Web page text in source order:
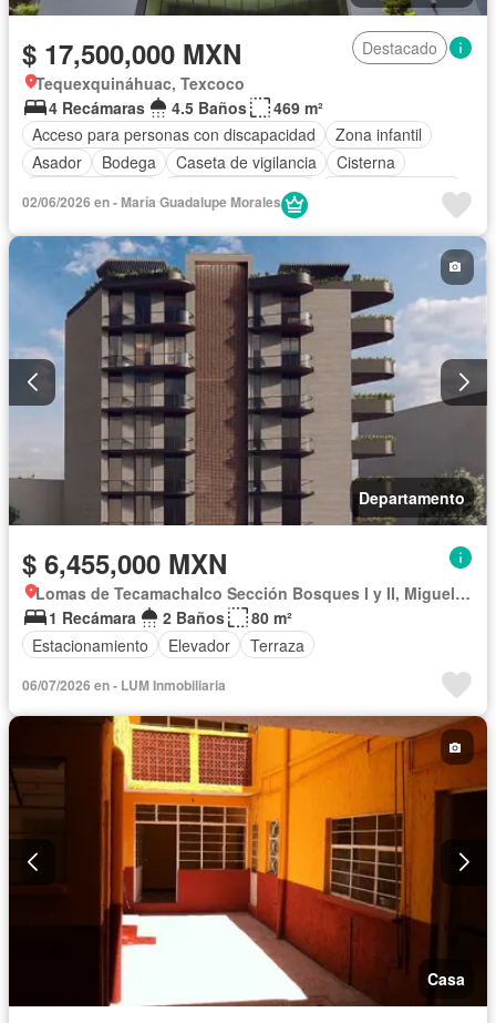
$ 17,500,000 MXN
Destacado
Tequexquináhuac, Texcoco
4 Recámaras
4.5 Baños
469 m²
Acceso para personas con discapacidad
Zona infantil
Asador
Bodega Caseta de vigilancia
Cisterna
Cuarto de Limpieza
Cuarto de servicio
Estacionamiento Gimnasio
Jacuzzi
Jardín
Despacho
Recámara con closet
Sala polivalente
Seguridad
Televisión por cable
Vista panorámica
Wifi Zonas verdes Sin amueblar
02/06/2026 en - María Guadalupe Morales
Departamento
$ 6,455,000 MXN
Lomas de Tecamachalco Sección Bosques I y II, Miguel Hidalgo
1 Recámara
2 Baños
80 m²
Estacionamiento
Elevador Terraza
06/07/2026 en - LUM Inmobiliaria
Casa